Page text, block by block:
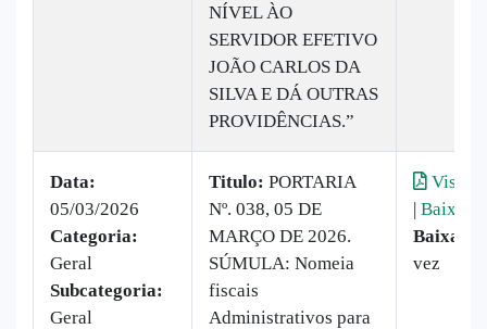
NÍVEL ÀO
SERVIDOR EFETIVO
JOÃO CARLOS DA
SILVA E DÁ OUTRAS
PROVIDÊNCIAS.”
Data:
05/03/2026
Categoria:
Geral
Subcategoria:
Geral
Titulo: PORTARIA
Nº. 038, 05 DE
MARÇO DE 2026.
SÚMULA: Nomeia
fiscais
Administrativos para
| Baixar
Baixado:
vez